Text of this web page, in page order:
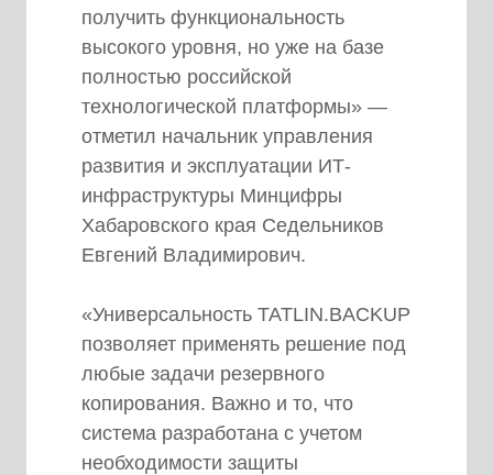
получить функциональность
высокого уровня, но уже на базе
полностью российской
технологической платформы» —
отметил начальник управления
развития и эксплуатации ИТ-
инфраструктуры Минцифры
Хабаровского края Седельников
Евгений Владимирович.
«Универсальность TATLIN.BACKUP
позволяет применять решение под
любые задачи резервного
копирования. Важно и то, что
система разработана с учетом
необходимости защиты